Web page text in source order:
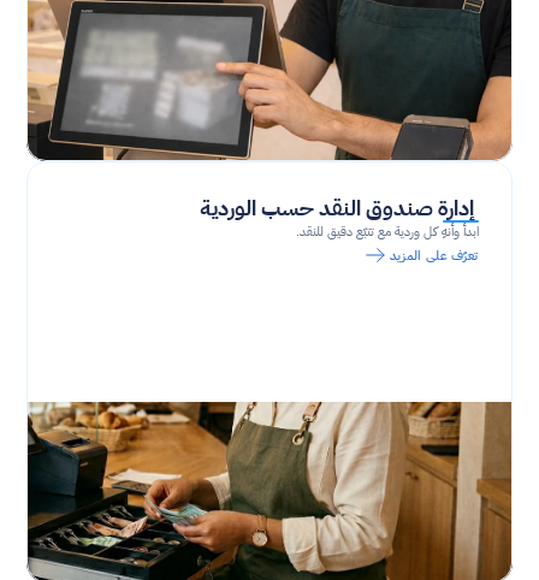
إدارة صندوق النقد حسب الوردية
ابدأ وأنهِ كل وردية مع تتبّع دقيق للنقد.
تعرّف على المزيد